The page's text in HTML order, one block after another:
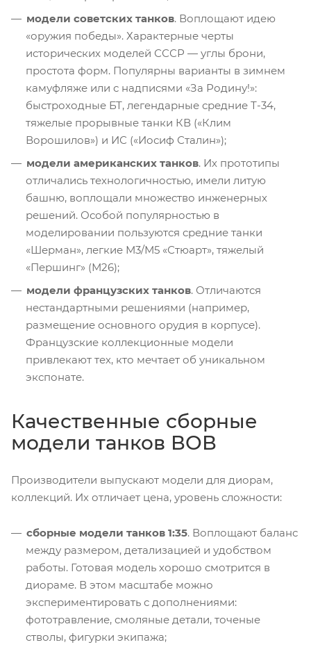
модели советских танков. Воплощают идею
«оружия победы». Характерные черты
исторических моделей СССР — углы брони,
простота форм. Популярны варианты в зимнем
камуфляже или с надписями «За Родину!»:
быстроходные БТ, легендарные средние Т-34,
тяжелые прорывные танки КВ («Клим
Ворошилов») и ИС («Иосиф Сталин»);
модели американских танков. Их прототипы
отличались технологичностью, имели литую
башню, воплощали множество инженерных
решений. Особой популярностью в
моделировании пользуются средние танки
«Шерман», легкие М3/М5 «Стюарт», тяжелый
«Першинг» (М26);
модели французских танков. Отличаются
нестандартными решениями (например,
размещение основного орудия в корпусе).
Французские коллекционные модели
привлекают тех, кто мечтает об уникальном
экспонате.
Качественные сборные
модели танков ВОВ
Производители выпускают модели для диорам,
коллекций. Их отличает цена, уровень сложности:
сборные модели танков 1:35. Воплощают баланс
между размером, детализацией и удобством
работы. Готовая модель хорошо смотрится в
диораме. В этом масштабе можно
экспериментировать с дополнениями:
фототравление, смоляные детали, точеные
стволы, фигурки экипажа;